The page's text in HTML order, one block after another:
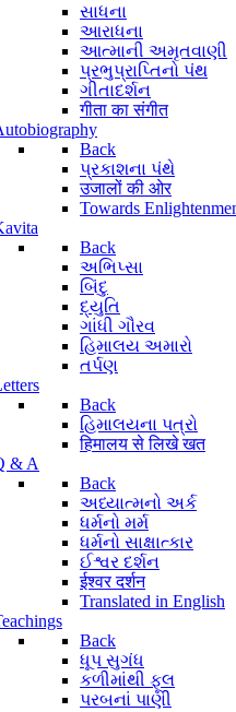
સાધના
આરાધના
આત્માની અમૃતવાણી
પ્રભુપ્રાપ્તિનો પંથ
ગીતાદર્શન
गीता का संगीत
Back
પ્રકાશના પંથે
उजालों की ओर
Towards
Back
અભિપ્સા
બિંદુ
દ્યુતિ
ગાંધી ગૌરવ
હિમાલય અમારો
તર્પણ
Back
હિમાલયના પત્રો
हिमालय से लिखे खत
& A
Back
અધ્યાત્મનો અર્ક
ધર્મનો મર્મ
ધર્મનો સાક્ષાત્કાર
ઈશ્વર દર્શન
ईश्वर दर्शन
Translated in English
Back
ધૂપ સુગંધ
કળીમાંથી ફૂલ
પરબનાં પાણી